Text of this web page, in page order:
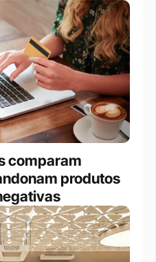
comparam
produtos